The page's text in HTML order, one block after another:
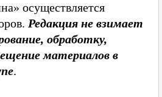
осуществляется
Редакция не взимает
обработку,
материалов в
.